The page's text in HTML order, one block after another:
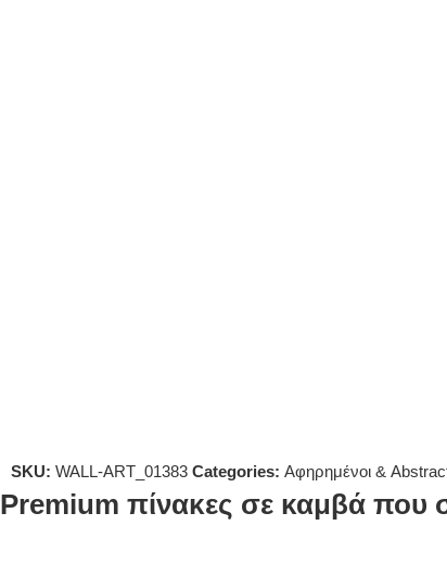
SKU: WALL-ART_01383 Categories: Αφηρημένοι &
Premium πίνακες σε καμβά που